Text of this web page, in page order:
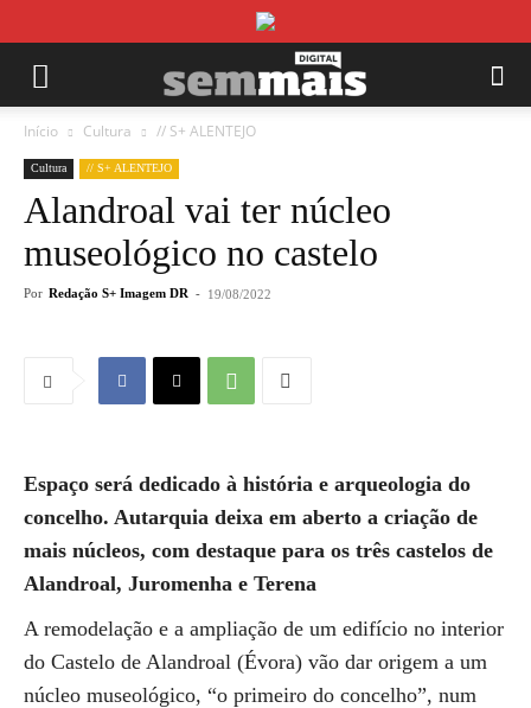
Início Cultura // S+ ALENTEJO
Cultura // S+ ALENTEJO
Alandroal vai ter núcleo
museológico no castelo
Por Redação S+ Imagem DR - 19/08/2022
Espaço será dedicado à história e arqueologia do
concelho. Autarquia deixa em aberto a criação de
mais núcleos, com destaque para os três castelos de
Alandroal, Juromenha e Terena
A remodelação e a ampliação de um edifício no interior
do Castelo de Alandroal (Évora) vão dar origem a um
núcleo museológico, “o primeiro do concelho”, num